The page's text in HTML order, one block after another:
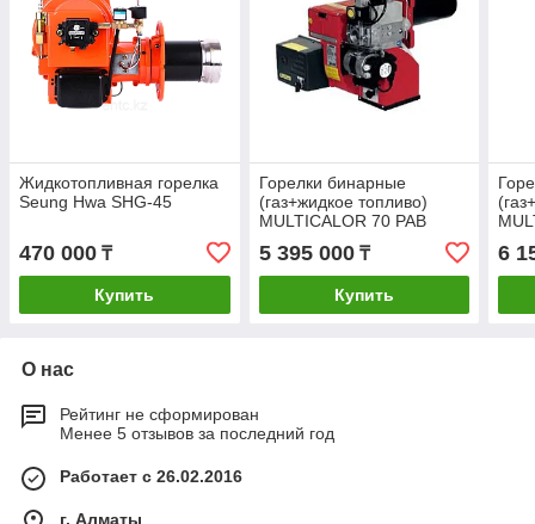
Жидкотопливная горелка
Seung Hwa SHG-45
470 000 ₸
Купить
Горелки бинарные
(газ+жидкое топливо)
MULTICALOR 70 PAB
5 395 000₸
Купить
6
О нас
Рейтинг не сформирован
Менее 5 отзывов за последний год
Работает с 26.02.2016
г. Алматы